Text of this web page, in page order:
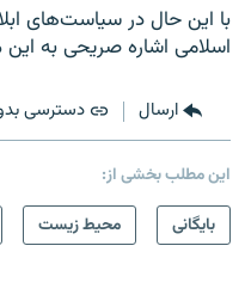
با این حال در سیاست‌های
اسلامی اشاره صریحی به
ارسال دسترسی
این مطلب بخشی از:
بایگانی
محیط زیست